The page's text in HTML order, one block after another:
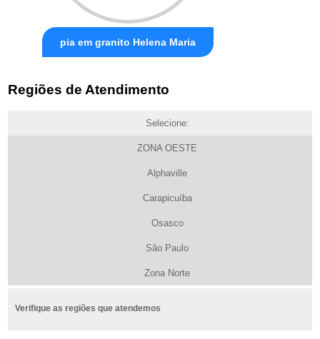
pia em granito Helena Maria
Regiões de Atendimento
Selecione:
ZONA OESTE
Alphaville
Carapicuíba
Osasco
São Paulo
Zona Norte
Verifique as regiões que atendemos